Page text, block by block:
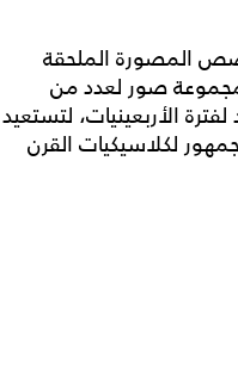
المصورة الملحقة
صور لعدد من
الأربعينيات، لتستعيد
لكلاسيكيات القرن